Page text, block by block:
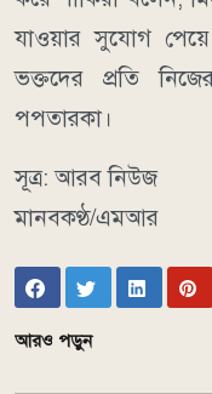
যাওয়ার সুযোগ
ভক্তদের প্রতি
পপতারকা।
সূত্র: আরব নিউজ
মানবকণ্ঠ/এমআর
আরও পড়ুন